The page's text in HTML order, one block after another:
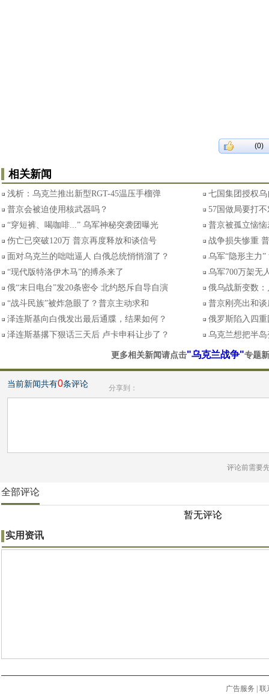
(0)
相关新闻
浅析：乌克兰推出新型RGT-45温压手榴弹
七国集团授权
普京会被迫使用核武器吗？
57国做局要打
“穿短裤、喝咖啡...” 乌军神秘突袭团曝光
普京被孤立恼
伤亡已突破120万 普京再度释放和谈信号
战争损失惨重
面对乌克兰的咄咄逼人 白俄总统悄悄溜了？
乌军“隐形主力
“现代版特洛伊木马”的搏杀来了
乌军700万架无
俄“末日电台”发20条密令 北约怒斥自导自演
俄乌战新变数
“战斗民族”被炸急眼了？普京主动求和
普京刚亮出和
泽连斯基向白俄发出最后通牒，结果如何？
俄罗斯陷入四
泽连斯基撂下狠话三天后 卢卡申科让步了？
乌克兰想把半
更多相关新闻请点击"乌克兰战争"专题
当前新闻共有0条评论 分享到：
评论前需要
全部评论
暂无评论
实用资讯
广告服务
联